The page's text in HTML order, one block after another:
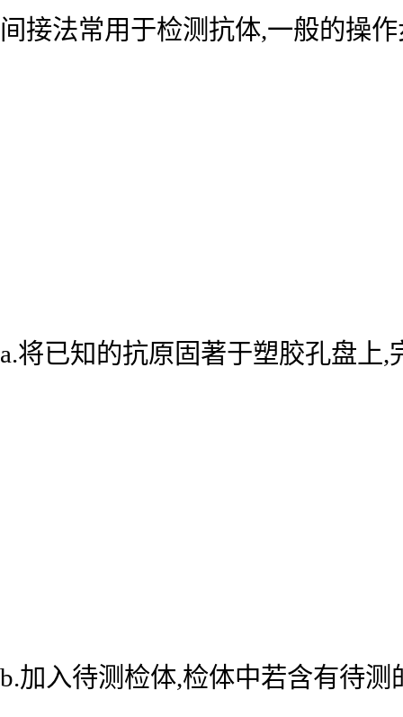
间接法常用于检测抗体,一般的操
a.将已知的抗原固著于塑胶孔盘上
b.加入待测检体,检体中若含有待